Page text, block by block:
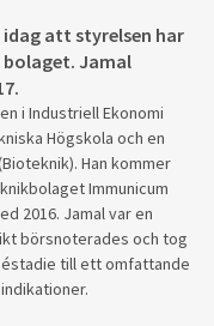
att styrelsen har
Jamal
i Industriell Ekonomi
Högskola och en
Han kommer
Immunicum
2016. Jamal var en
börsnoterades och tog
till ett omfattande